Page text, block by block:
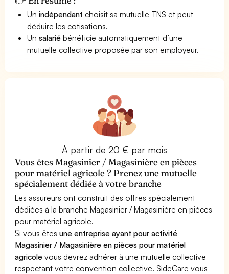
Unindépendant choisit sa mutuelle TNS et peut
déduire les cotisations.
Unsalarié bénéficie automatiquement d’une
mutuelle collective proposée par son employeur.
À partir de 20 € par mois
Vous êtes Magasinier / Magasinière en pièces
pour matériel agricole ? Prenez une mutuelle
spécialement dédiée à votre branche
Les assureurs ont construit des offres spécialement
dédiées à la branche Magasinier / Magasinière en pièces
pour matériel agricole.
Si vous êtesune entreprise ayant pour activité
Magasinier / Magasinière en pièces pour matériel
agricole vous devrez adhérer à une mutuelle collective
respectant votre convention collective. SideCare vous